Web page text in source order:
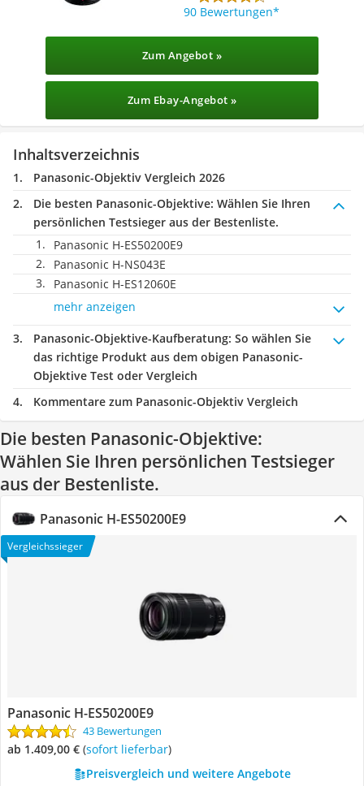
90 Bewertungen
Zum Angebot »
Zum Ebay-Angebot »
Inhaltsverzeichnis
Panasonic-Objektiv Vergleich 2026
Die besten Panasonic-Objektive: Wählen Sie Ihren
persönlichen Testsieger aus der Bestenliste.
Panasonic H-ES50200E9
Panasonic H-NS043E
Panasonic H-ES12060E
mehr anzeigen
Panasonic-Objektive-Kaufberatung: So wählen Sie
das richtige Produkt aus dem obigen Panasonic-
Objektive Test oder Vergleich
Kommentare zum Panasonic-Objektiv Vergleich
Die besten Panasonic-Objektive:
Wählen Sie Ihren persönlichen Testsieger
aus der Bestenliste.
Panasonic H-ES50200E9
Vergleichssieger
Panasonic H-ES50200E9
43 Bewertungen
ab 1.409,00 € ( Sofort lieferbar)
Preisvergleich und weitere Angebote